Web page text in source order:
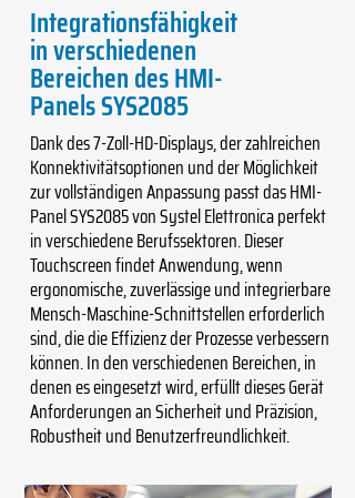
Integrationsfähigkeit
in verschiedenen
Bereichen des HMI-
Panels SYS2085
Dank des 7-Zoll-HD-Displays, der zahlreichen
Konnektivitätsoptionen und der Möglichkeit
zur vollständigen Anpassung passt das HMI-
Panel SYS2085 von Systel Elettronica perfekt
in verschiedene Berufssektoren. Dieser
Touchscreen findet Anwendung, wenn
ergonomische, zuverlässige und integrierbare
Mensch-Maschine-Schnittstellen erforderlich
sind, die die Effizienz der Prozesse verbessern
können. In den verschiedenen Bereichen, in
denen es eingesetzt wird, erfüllt dieses Gerät
Anforderungen an Sicherheit und Präzision,
Robustheit und Benutzerfreundlichkeit.